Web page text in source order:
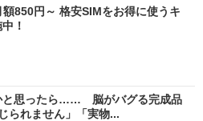
額850円～ 格安SIMをお得に使うキ
！
と思ったら…… 脳がバグる完成品
られません」「実物...